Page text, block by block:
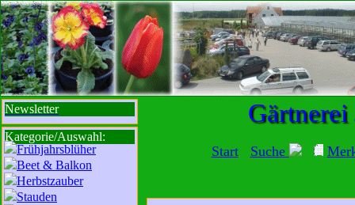
sbisbbib
Start Suche
Gärtnerei
Newsletter
Kategorie/Auswahl:
Frühjahrsblüher
Beet & Balkon
Herbstzauber
Stauden